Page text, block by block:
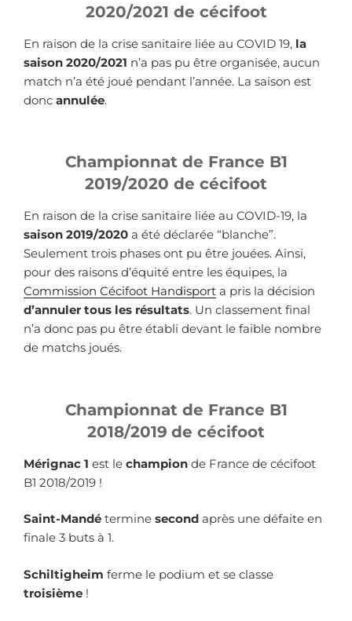
2020/2021 de cécifoot
En raison de la crise sanitaire liée au COVID 19, la
saison 2020/2021 n’a pas pu être organisée, aucun
match n’a été joué pendant l’année. La saison est
donc annulée.
Championnat de France B1
2019/2020 de cécifoot
En raison de la crise sanitaire liée au COVID-19, la
saison 2019/2020 a été déclarée “blanche”.
Seulement trois phases ont pu être jouées. Ainsi,
pour des raisons d’équité entre les équipes, la
Commission Cécifoot Handisport a pris la décision
d’annuler tous les résultats. Un classement final
n’a donc pas pu être établi devant le faible nombre
de matchs joués.
Championnat de France B1
2018/2019 de cécifoot
Mérignac 1 est le champion de France de cécifoot
B1 2018/2019 !
Saint-Mandé termine second après une défaite en
finale 3 buts à 1.
Schiltigheim ferme le podium et se classe
troisième !